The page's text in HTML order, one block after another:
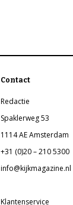
Contact
Redactie
Spaklerweg 53
1114 AE Amsterdam
+31 (0)20 – 210 5300
info@kijkmagazine.nl
Klantenservice